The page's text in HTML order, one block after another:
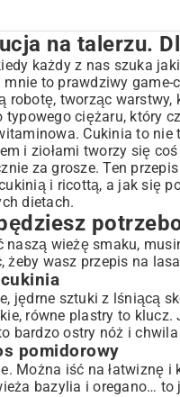
Dlaczego warto?
przepis na lasagne z
wtopy
wariacje
na talerzu.
każdy z nas szuka
to prawdziwy game-
robotę, tworząc
typowego ciężaru, który
Cukinia to
i ziołami tworzy się
za grosze. Ten
i ricottą, a jak się
dietach.
naszą wieżę smaku,
wasz przepis na
jędrne sztuki z lśniącą
równe plastry to
bardzo ostry nóż i
pomidorowy
Można iść na łatwiznę
bazylia i oregano…